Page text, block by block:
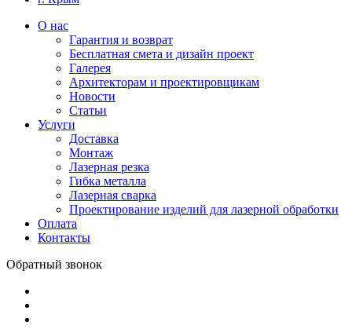
О нас
Гарантия и возврат
Бесплатная смета и дизайн проект
Галерея
Архитекторам и проектировщикам
Новости
Статьи
Услуги
Доставка
Монтаж
Лазерная резка
Гибка металла
Лазерная сварка
Проектирование изделий для лазерной обработки
Оплата
Контакты
Обратный звонок